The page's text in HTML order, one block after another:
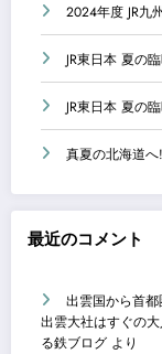
2024年度 JR
JR東日本 夏の
JR東日本 夏の
真夏の北海道
最近のコメント
出雲国から首
出雲大社はすぐの
る鉄ブログ より